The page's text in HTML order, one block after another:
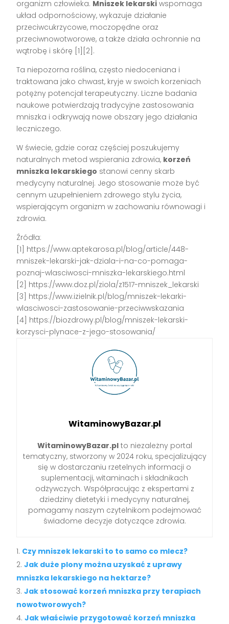
organizm człowieka. Mniszek lekarski wspomaga
układ odpornościowy, wykazuje działanie
przeciwcukrzycowe, moczopędne oraz
przeciwnowotworowe, a także działa ochronnie na
wątrobę i skórę [1][2].
Ta niepozorna roślina, często niedoceniana i
traktowana jako chwast, kryje w swoich korzeniach
potężny potencjał terapeutyczny. Liczne badania
naukowe potwierdzają tradycyjne zastosowania
mniszka i odkrywają nowe obszary jego działania
leczniczego.
W świecie, gdzie coraz częściej poszukujemy
naturalnych metod wspierania zdrowia, korzeń
mniszka lekarskiego stanowi cenny skarb
medycyny naturalnej. Jego stosowanie może być
cennym uzupełnieniem zdrowego stylu życia,
wspierającym organizm w zachowaniu równowagi i
zdrowia.
Źródła:
[1] https://www.aptekarosa.pl/blog/article/448-
mniszek-lekarski-jak-dziala-i-na-co-pomaga-
poznaj-wlasciwosci-mniszka-lekarskiego.html
[2] https://www.doz.pl/ziola/z1517-mniszek_lekarski
[3] https://www.izielnik.pl/blog/mniszek-lekarki-
wlasciwosci-zastosowanie-przeciwwskazania
[4] https://biozdrowy.pl/blog/mniszek-lekarski-
korzysci-plynace-z-jego-stosowania/
WitaminowyBazar.pl
WitaminowyBazar.plto niezależny portal
tematyczny, stworzony w 2024 roku, specjalizujący
się w dostarczaniu rzetelnych informacji o
suplementacji, witaminach i składnikach
odżywczych. Współpracując z ekspertami z
dziedziny dietetyki i medycyny naturalnej,
pomagamy naszym czytelnikom podejmować
świadome decyzje dotyczące zdrowia.
Czy mniszek lekarski to to samo co mlecz?
Jak duże plony można uzyskać z uprawy
mniszka lekarskiego na hektarze?
Jak stosować korzeń mniszka przy terapiach
nowotworowych?
Jak właściwie przygotować korzeń mniszka